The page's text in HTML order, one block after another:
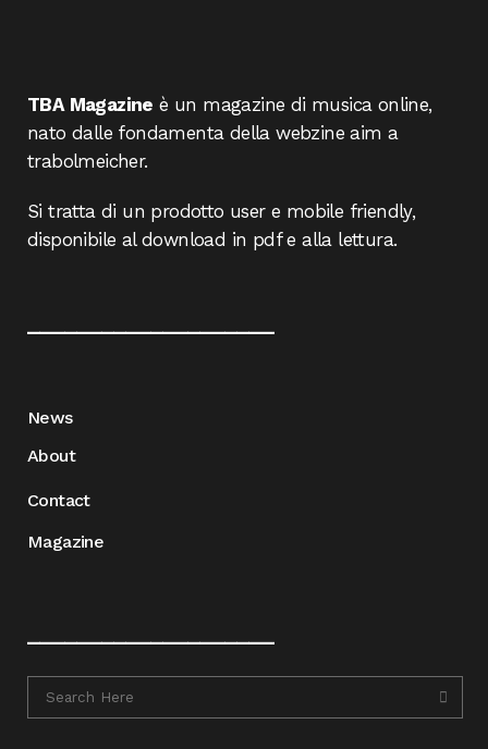
TBA Magazine è un magazine di musica online,
nato dalle fondamenta della webzine aim a
trabolmeicher.
Si tratta di un prodotto user e mobile friendly,
disponibile al download in pdf e alla lettura.
News
About
Contact
Magazine